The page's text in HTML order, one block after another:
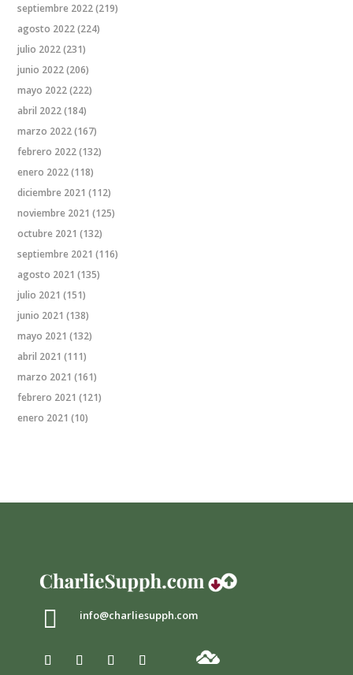
septiembre 2022(219)
agosto 2022(224)
julio 2022(231)
junio 2022(206)
mayo 2022(222)
abril 2022(184)
marzo 2022(167)
febrero 2022(132)
enero 2022(118)
diciembre 2021 (112)
noviembre 2021 (125)
octubre 2021 (132)
septiembre 2021 (116)
agosto 2021 (135)
julio 2021 (151)
junio 2021 (138)
mayo 2021 (132)
abril 2021 (111)
marzo 2021 (161)
febrero 2021 (121)
enero 2021 (10)
 info@charliesupph.com